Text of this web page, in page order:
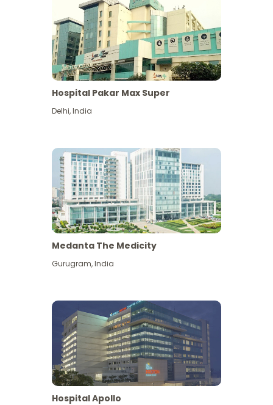
Hospital Pakar Max Super
Delhi,India
Medanta The Medicity
Gurugram,India
Hospital Apollo